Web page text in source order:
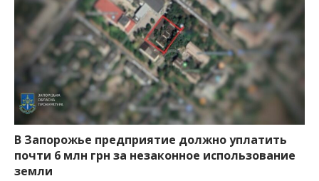
В Запорожье предприятие должно уплатить
почти 6 млн грн за незаконное использование
земли